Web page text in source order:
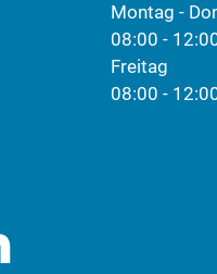
Montag -
08:00 -
Freitag
08:00 -